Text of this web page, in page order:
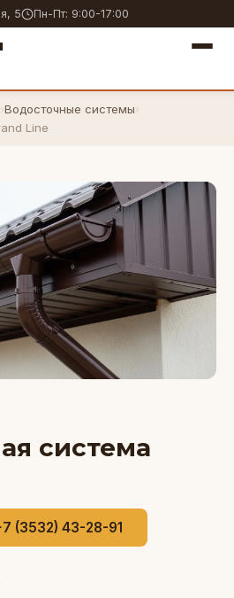
5 Пн-Пт: 9:00-17:00
›Водосточные системы›
Line
система
(3532) 43-28-91